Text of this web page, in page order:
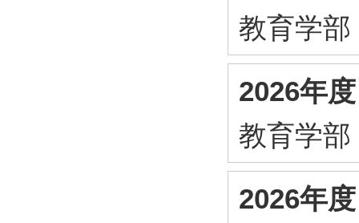
教育学部
2026年
教育学部
2026年